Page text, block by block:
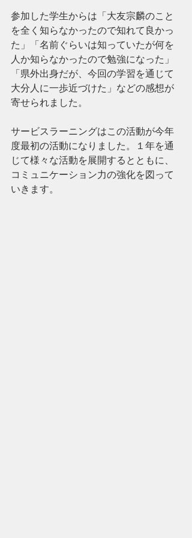
参加した学生からは「大友宗麟のこと
を全く知らなかったので知れて良かっ
た」「名前ぐらいは知っていたが何を
人か知らなかったので勉強になった」
「県外出身だが、今回の学習を通じて
大分人に一歩近づけた」などの感想が
寄せられました。
サービスラーニングはこの活動が今年
度最初の活動になりました。１年を通
じて様々な活動を展開するとともに、
コミュニケーション力の強化を図って
いきます。